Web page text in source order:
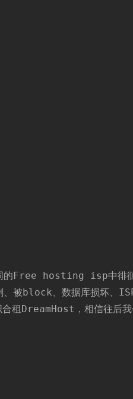
同的Free hosting isp中徘
、被block、数据库损坏、
合租DreamHost，相信往后我